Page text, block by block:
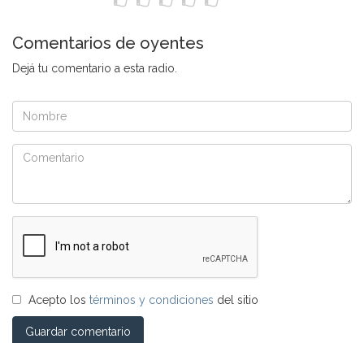
Comentarios de oyentes
Dejá tu comentario a esta radio.
Acepto los términos y condiciones del sitio
Guardar comentario